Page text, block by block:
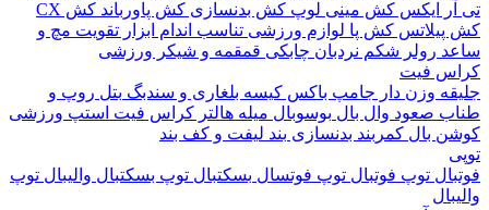
ایکس کش مینی لوپ کش بدنسازیکش پاورباندکش CX
کش پالوازم ورزشی تناسب اندام ابزار تقویت مچ و
رولر شکم نردبان چابکیقمقمه و شیکر ورزشی
فیت
وزن دارجامپ باکسکیسه بلغاری و سندبگبتل روپ و
صعودوال بال بوسوبالمیله هالتر کراس فیت استپ ورزشی
بالکمربند بدنسازیبند لیفت و کف بند
توپ فوتبالتوپ فوتسالبسکتبالتوپ بسکتبالوالیبال توپ